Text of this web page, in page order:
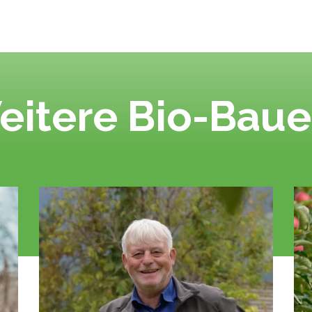
Bio-